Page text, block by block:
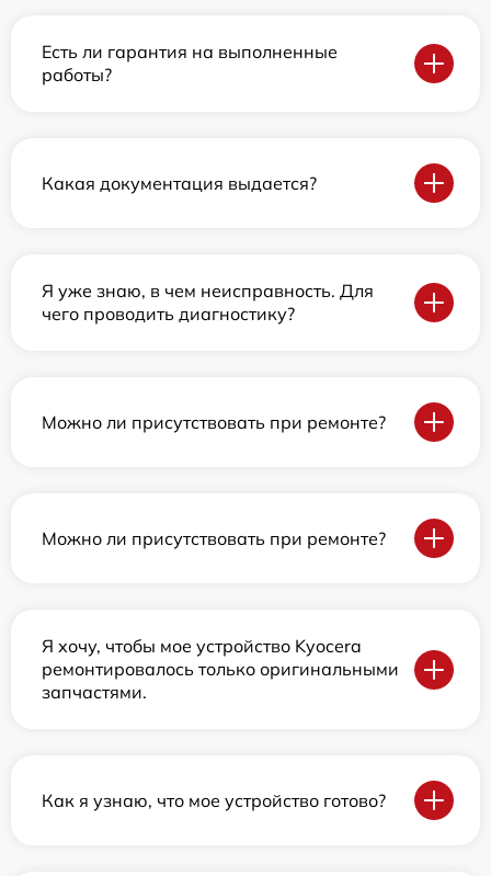
Есть ли гарантия на выполненные
работы?
Какая документация выдается?
Я уже знаю, в чем неисправность. Для
чего проводить диагностику?
Можно ли присутствовать при ремонте?
Можно ли присутствовать при ремонте?
Я хочу, чтобы мое устройство Kyocera
ремонтировалось только оригинальными
запчастями.
Как я узнаю, что мое устройство готово?